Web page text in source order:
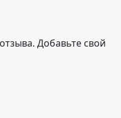
Добавьте свой